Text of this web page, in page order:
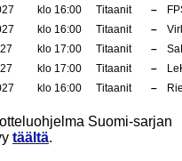
klo 16:00 Titaanit –
klo 16:00 Titaanit –
klo 17:00 Titaanit –
klo 17:00 Titaanit –
klo 16:00 Titaanit –
Suomi-sarjan
täältä.